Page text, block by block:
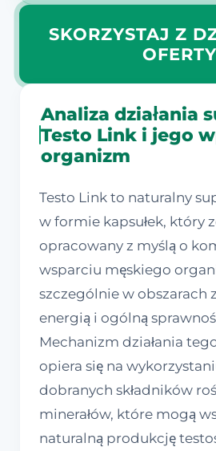
SKORZYSTAJ Z
OFERTY
Analiza działania
Testo Link i jego
organizm
Testo Link to naturalny
w formie kapsułek, który
opracowany z myślą o
wsparciu męskiego
szczególnie w obszarach
energią i ogólną
Mechanizm działania
opiera się na
dobranych składników
minerałów, które mogą
naturalną produkcję